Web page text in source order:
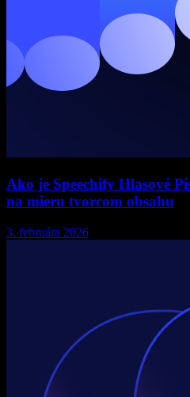
Ako je Speechify Hlasové
na mieru tvorcom obsahu
3. februára 2026